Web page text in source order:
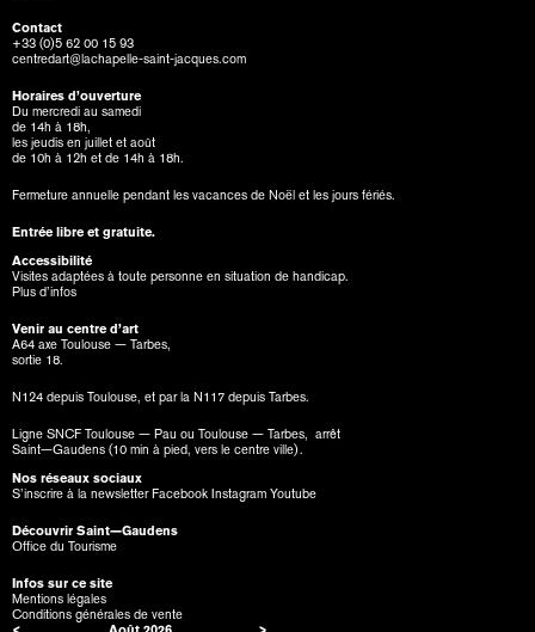
Contact
+33 (0)5 62 00 15 93
centredart@lachapelle-saint-jacques.com
Horaires d’ouverture
Du mercredi au samedi
de 14h à 18h,
les jeudis en juillet et août
de 10h à 12h et de 14h à 18h.
Fermeture annuelle pendant les vacances de Noël et les jours fériés.
Entrée libre et gratuite.
Accessibilité
Visites adaptées à toute personne en situation de handicap.
Plus d’infos
Venir au centre d’art
A64 axe Toulouse — Tarbes,
sortie 18.
N124 depuis Toulouse, et par la N117 depuis Tarbes.
Ligne SNCF Toulouse — Pau ou Toulouse — Tarbes, arrêt
Saint—Gaudens (10 min à pied, vers le centre ville).
Nos réseaux sociaux
S’inscrire à la newsletter Facebook Instagram Youtube
Découvrir Saint—Gaudens
Office du Tourisme
Infos sur ce site
Mentions légales
Conditions générales de vente